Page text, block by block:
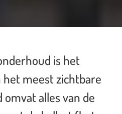
is het
meest zichtbare
omvat alles van de